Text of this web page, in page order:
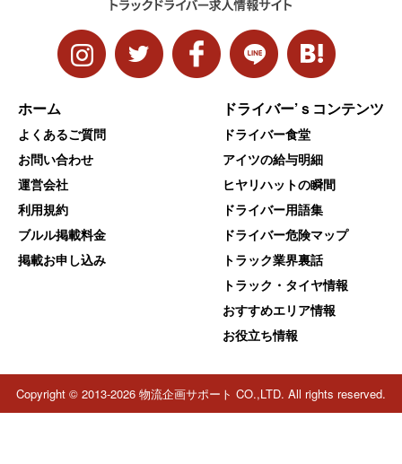
ホーム
よくあるご質問
お問い合わせ
運営会社
利用規約
ブルル掲載料金
掲載お申し込み
ドライバー’ｓコンテンツ
ドライバー食堂
アイツの給与明細
ヒヤリハットの瞬間
ドライバー用語集
ドライバー危険マップ
トラック業界裏話
トラック・タイヤ情報
おすすめエリア情報
お役立ち情報
Copyright © 2013-2026 物流企画サポート CO.,LTD. All rights reserved.